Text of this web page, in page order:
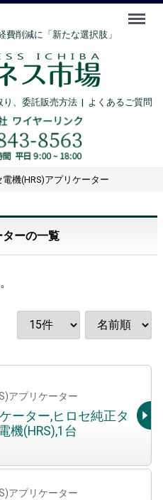
費削減に「新たな選択肢」
り、委託販売方法 | よくあるご質問
Menu
電機(HRS)アプリケーター
ターの一覧
アプリケーター
ーター,ヒロセ純正タ
機(HRS),1台
アプリケーター